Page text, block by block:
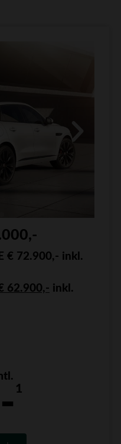
€ 72.900,- inkl.
62.900,- inkl.
1